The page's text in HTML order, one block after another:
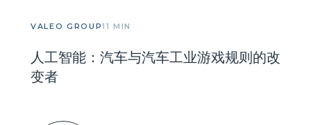
VALEO GROUP11 MIN
人工智能：汽车与汽车工业游戏规则的改
变者